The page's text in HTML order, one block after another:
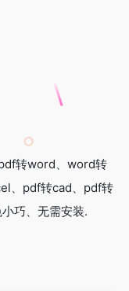
转word、word转
、pdf转cad、pdf转
巧、无需安装.